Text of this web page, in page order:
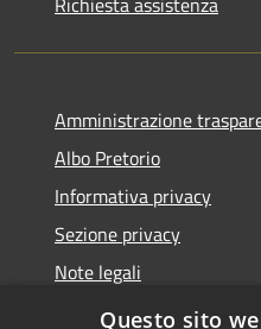
Amministrazione
Albo Pretorio
Informativa privacy
Sezione privacy
Note legali
Dichiarazione di
Questo sito